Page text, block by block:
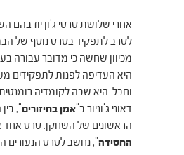
אחרי שלושת סרטי ג'ון יוז
לסרב לתפקיד בסרט נוסף של
מכיוון שחשה כי מדובר עבורה
היא העדיפה לפנות לתפקידים
וחבל. היא שבה לקומדיה
דאוני ג'וניור ב"אמן בחיזורים",
הראשונים של השחקן.סרט אחד
החסידה", נחשב לסרט הנעורים